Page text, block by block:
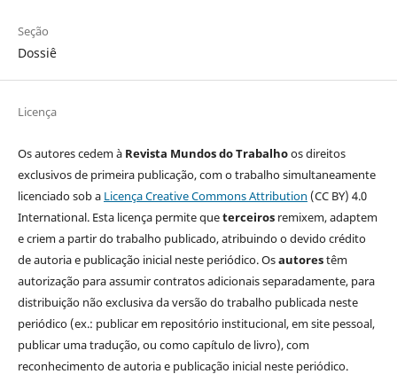
Seção
Dossiê
Licença
Os autores cedem à Revista Mundos do Trabalhoos direitos
exclusivos de primeira publicação, com o trabalho simultaneamente
licenciado sob a Licença Creative Commons Attribution (CC BY) 4.0
International. Esta licença permite queterceirosremixem, adaptem
e criem a partir do trabalho publicado, atribuindo o devido crédito
de autoria e publicação inicial neste periódico. Osautorestêm
autorização para assumir contratos adicionais separadamente, para
distribuição não exclusiva da versão do trabalho publicada neste
periódico (ex.: publicar em repositório institucional, em site pessoal,
publicar uma tradução, ou como capítulo de livro), com
reconhecimento de autoria e publicação inicial neste periódico.